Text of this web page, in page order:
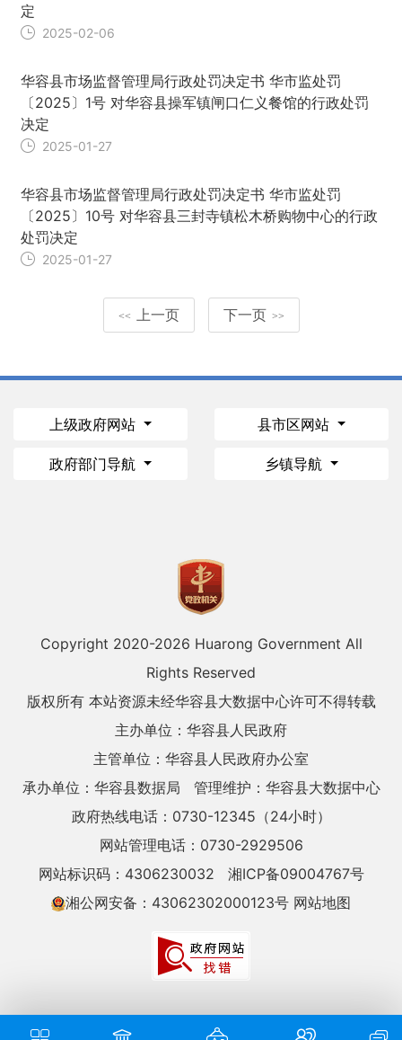
定
2025-02-06
华容县市场监督管理局行政处罚决定书 华市监处罚
〔2025〕1号 对华容县操军镇闸口仁义餐馆的行政处罚
决定
2025-01-27
华容县市场监督管理局行政处罚决定书 华市监处罚
〔2025〕10号 对华容县三封寺镇松木桥购物中心的行政
处罚决定
2025-01-27
<< 上一页 下一页 >>
上级政府网站 县市区网站
政府部门导航 乡镇导航
Copyright 2020-2026 Huarong Government All
Rights Reserved
版权所有 本站资源未经华容县大数据中心许可不得转载
主办单位：华容县人民政府
主管单位：华容县人民政府办公室
承办单位：华容县数据局
管理维护：华容县大数据中心
政府热线电话：0730-12345（24小时）
网站管理电话：0730-2929506
网站标识码：4306230032
湘ICP备09004767号
湘公网安备：43062302000123号 网站地图